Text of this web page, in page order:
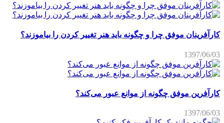
کارآفرینان موفق چرا و چگونه باید هنر تغییر کردن را بیاموزند؟
1397/06/03
کارآفرین موفق چگونه از موانع عبور می‌کند؟
1397/06/03